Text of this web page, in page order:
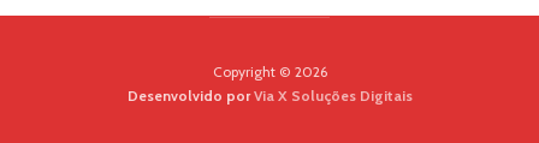
Copyright © 2026
Desenvolvido porVia X Soluções Digitais